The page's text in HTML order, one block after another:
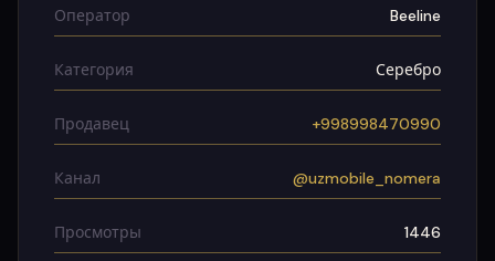
Оператор Beeline
Категория Серебро
Продавец +998998470990
Канал @uzmobile_nomera
Просмотры 1446